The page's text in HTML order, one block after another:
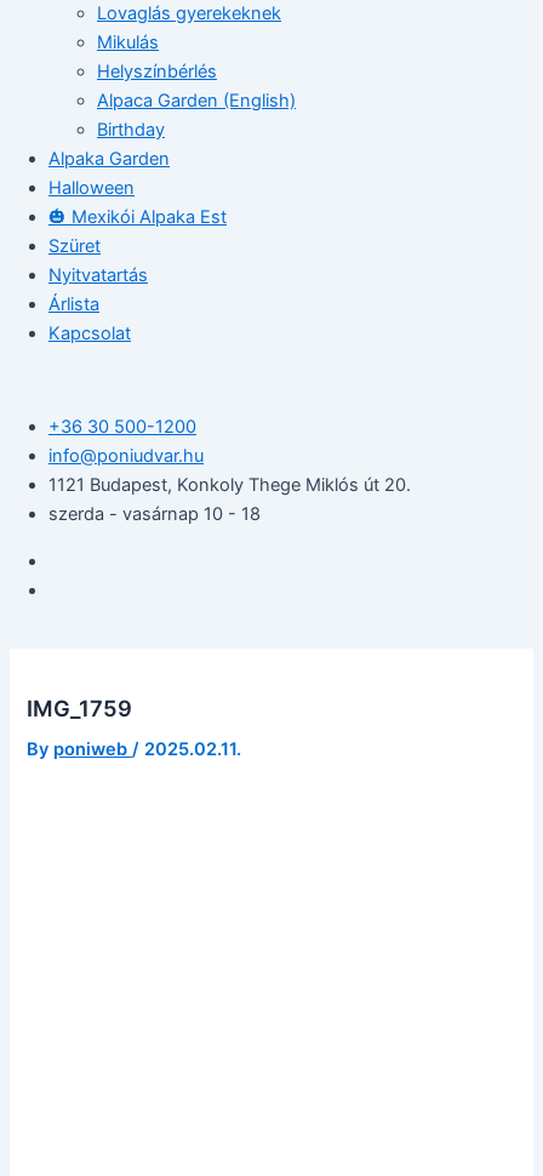
Lovaglás gyerekeknek
Mikulás
Helyszínbérlés
Alpaca Garden (English)
Birthday
Alpaka Garden
Halloween
🎃 Mexikói Alpaka Est
Szüret
Nyitvatartás
Árlista
Kapcsolat
+36 30 500-1200​
info@poniudvar.hu
1121 Budapest, Konkoly Thege Miklós út 20.
szerda - vasárnap 10 - 18
IMG_1759
By poniweb/ 2025.02.11.